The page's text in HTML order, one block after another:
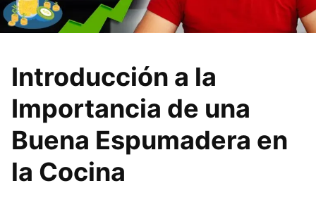
Introducción a la
Importancia de una
Buena Espumadera en
la Cocina